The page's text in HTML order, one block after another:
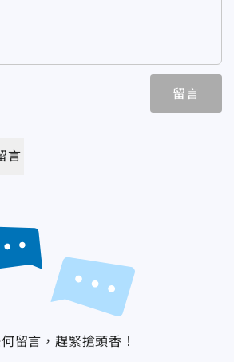
留言
言
留言，趕緊搶頭香！